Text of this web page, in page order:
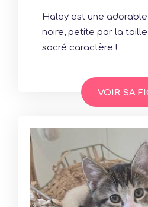
Haley est une
noire, petite par la
sacré caractère !
VOIR SA